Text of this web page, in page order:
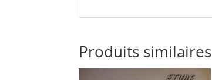
Produits similaires